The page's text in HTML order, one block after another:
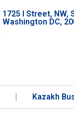
1725 I Street, NW,
Washington DC,
Kazakh